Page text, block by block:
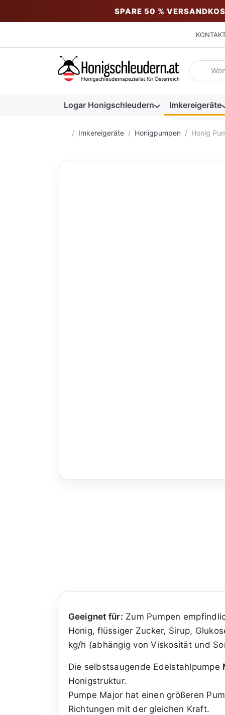
SPARE 50 %
Geben
Logar Honigschleudern Imkereigeräte
Startseite
Imkereigeräte Honigpumpen Honig
Geeignet für: Zum Pumpen
Honig, flüssiger Zucker, Sirup,
kg/h (abhängig von Viskosität und
Die selbstsaugende Edelstahlpumpe
Honigstruktur.
Pumpe Major hat einen größeren
Richtungen mit der gleichen Kraft.